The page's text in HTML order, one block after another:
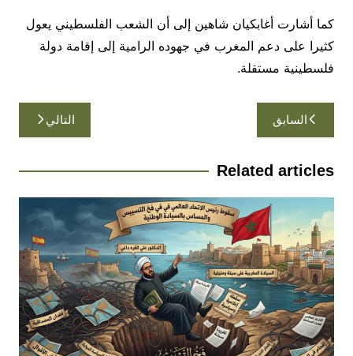
كما أشارت أغابكيان شاهين إلى أن الشعب الفلسطيني يعول
كثيرا على دعم المغرب في جهوده الرامية إلى إقامة دولة
فلسطينية مستقلة.
تصفّح
المقالات
السابق التالي
Related articles